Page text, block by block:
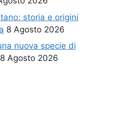
storia e origini
8 Agosto 2026
nuova specie di
8 Agosto 2026